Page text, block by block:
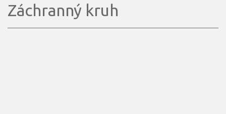
Záchranný kruh